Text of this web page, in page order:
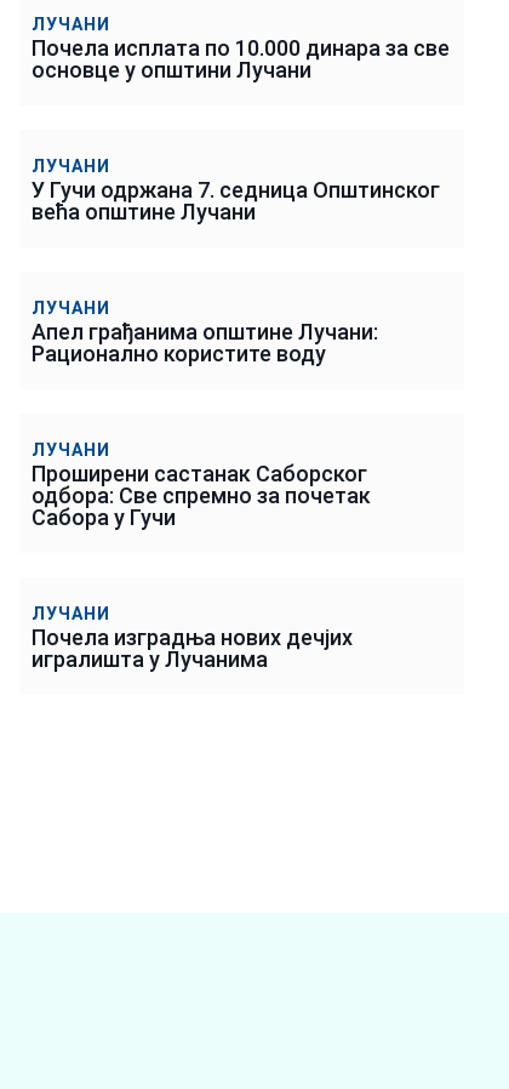
ЛУЧАНИ
Почела исплата по 10.000 динара за све
основце у општини Лучани
ЛУЧАНИ
У Гучи одржана 7. седница Општинског
већа општине Лучани
ЛУЧАНИ
Апел грађанима општине Лучани:
Рационално користите воду
ЛУЧАНИ
Проширени састанак Саборског
одбора: Све спремно за почетак
Сабора у Гучи
ЛУЧАНИ
Почела изградња нових дечјих
игралишта у Лучанима